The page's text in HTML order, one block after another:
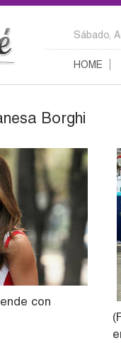
Sábado,
HOME
Borghi
con